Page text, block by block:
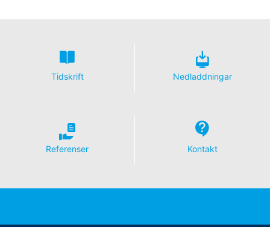
Tidskrift Nedladdningar
Referenser Kontakt